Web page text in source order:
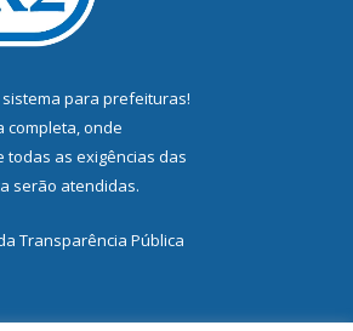
sistema para prefeituras!
completa, onde
todas as exigências das
serão atendidas.
Transparência Pública